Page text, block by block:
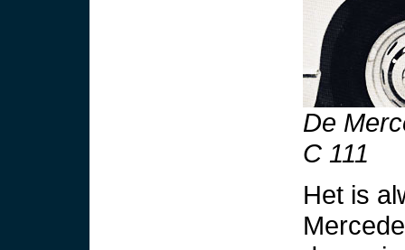
De
C 111
Het is